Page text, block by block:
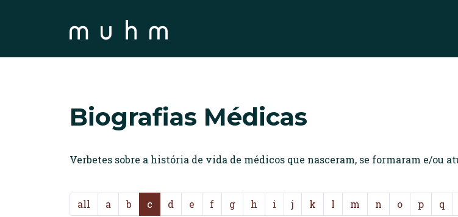
Biografias Médicas
Verbetes sobre a história de vida de médicos que nasceram, se formaram e/ou
all a b c d e f g h i j k l m n o p q